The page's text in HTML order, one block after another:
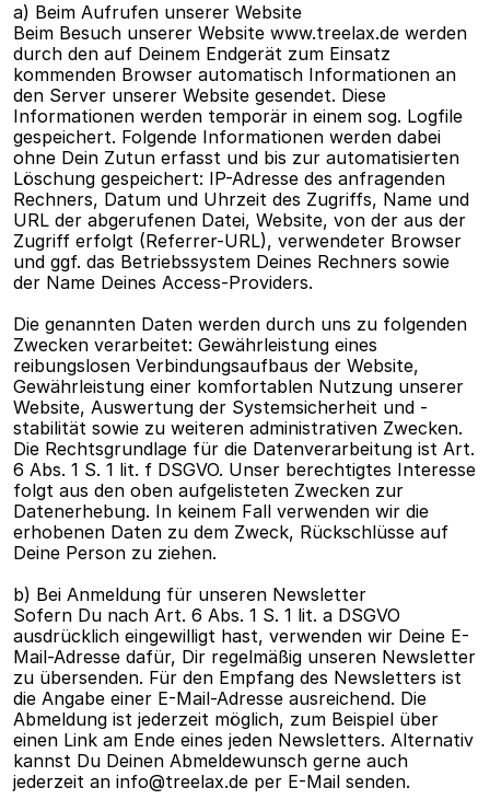
a) Beim Aufrufen unserer Website
Beim Besuch unserer Website www.treelax.de werden
durch den auf Deinem Endgerät zum Einsatz
kommenden Browser automatisch Informationen an
den Server unserer Website gesendet. Diese
Informationen werden temporär in einem sog. Logfile
gespeichert. Folgende Informationen werden dabei
ohne Dein Zutun erfasst und bis zur automatisierten
Löschung gespeichert: IP-Adresse des anfragenden
Rechners, Datum und Uhrzeit des Zugriffs, Name und
URL der abgerufenen Datei, Website, von der aus der
Zugriff erfolgt (Referrer-URL), verwendeter Browser
und ggf. das Betriebssystem Deines Rechners sowie
der Name Deines Access-Providers.
Die genannten Daten werden durch uns zu folgenden
Zwecken verarbeitet: Gewährleistung eines
reibungslosen Verbindungsaufbaus der Website,
Gewährleistung einer komfortablen Nutzung unserer
Website, Auswertung der Systemsicherheit und -
stabilität sowie zu weiteren administrativen Zwecken.
Die Rechtsgrundlage für die Datenverarbeitung ist Art.
6 Abs. 1 S. 1 lit. f DSGVO. Unser berechtigtes Interesse
folgt aus den oben aufgelisteten Zwecken zur
Datenerhebung. In keinem Fall verwenden wir die
erhobenen Daten zu dem Zweck, Rückschlüsse auf
Deine Person zu ziehen.
b) Bei Anmeldung für unseren Newsletter
Sofern Du nach Art. 6 Abs. 1 S. 1 lit. a DSGVO
ausdrücklich eingewilligt hast, verwenden wir Deine E-
Mail-Adresse dafür, Dir regelmäßig unseren Newsletter
zu übersenden. Für den Empfang des Newsletters ist
die Angabe einer E-Mail-Adresse ausreichend. Die
Abmeldung ist jederzeit möglich, zum Beispiel über
einen Link am Ende eines jeden Newsletters. Alternativ
kannst Du Deinen Abmeldewunsch gerne auch
jederzeit an info@treelax.de per E-Mail senden.